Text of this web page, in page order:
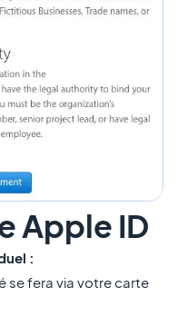
Apple ID
:
se fera via votre carte